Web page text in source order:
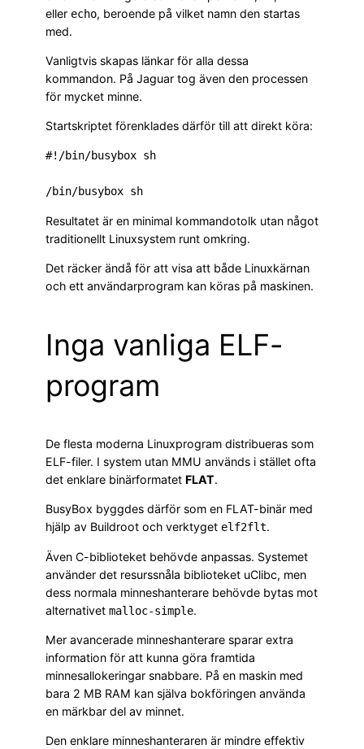
eller echo, beroende på vilket namn den startas
med.
Vanligtvis skapas länkar för alla dessa
kommandon. På Jaguar tog även den processen
för mycket minne.
Startskriptet förenklades därför till att direkt köra:
#!/bin/busybox sh
Resultatet är en minimal kommandotolk utan något
traditionellt Linuxsystem runt omkring.
Det räcker ändå för att visa att både Linuxkärnan
och ett användarprogram kan köras på maskinen.
Inga vanliga ELF-
program
De flesta moderna Linuxprogram distribueras som
ELF-filer. I system utan MMU används i stället ofta
det enklare binärformatet FLAT.
BusyBox byggdes därför som en FLAT-binär med
hjälp av Buildroot och verktyget elf2flt.
Även C-biblioteket behövde anpassas. Systemet
använder det resurssnåla biblioteket uClibc, men
dess normala minneshanterare behövde bytas mot
alternativet malloc-simple.
Mer avancerade minneshanterare sparar extra
information för att kunna göra framtida
minnesallokeringar snabbare. På en maskin med
bara 2 MB RAM kan själva bokföringen använda
en märkbar del av minnet.
Den enklare minneshanteraren är mindre effektiv